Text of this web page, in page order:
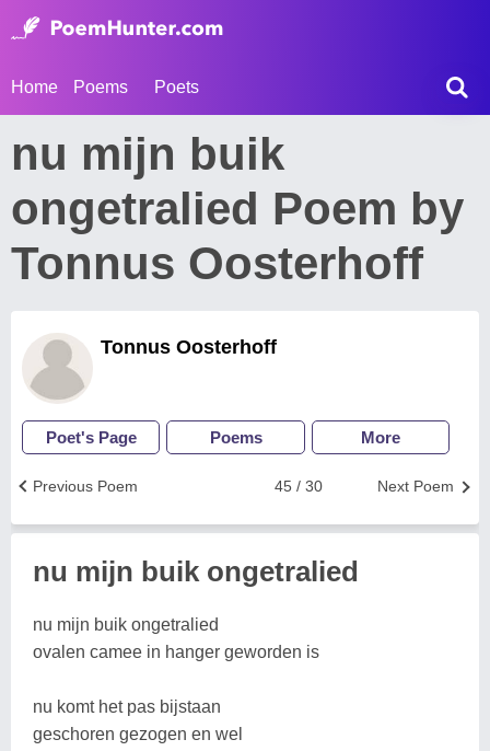
Home Poems Poets
nu mijn buik
ongetralied Poem by
Tonnus Oosterhoff
Tonnus Oosterhoff
Poet's Page Poems More
Next Poem
45 / 30
Previous Poem
nu mijn buik ongetralied
nu mijn buik ongetralied
ovalen camee in hanger geworden is
nu komt het pas bijstaan
geschoren gezogen en wel